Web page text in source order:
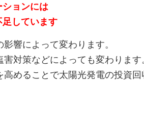
ションには
足しています
響によって変わります。
対策などによっても変わります
めることで太陽光発電の投資